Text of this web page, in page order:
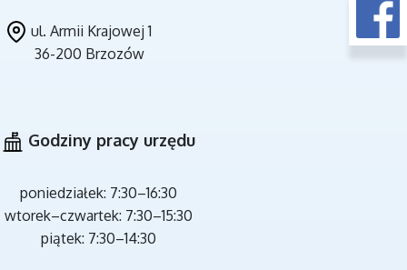
ul. Armii Krajowej 1
36-200 Brzozów
Godziny pracy urzędu
poniedziałek: 7:30–16:30
wtorek–czwartek: 7:30–15:30
piątek: 7:30–14:30